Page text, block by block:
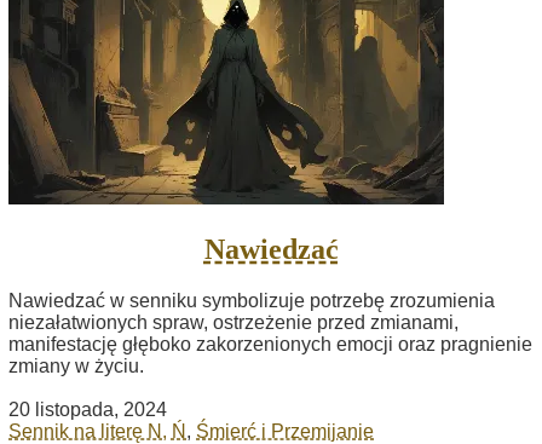
Nawiedzać
Nawiedzać w senniku symbolizuje potrzebę zrozumienia
niezałatwionych spraw, ostrzeżenie przed zmianami,
manifestację głęboko zakorzenionych emocji oraz pragnienie
zmiany w życiu.
20 listopada, 2024
Sennik na literę N, Ń , Śmierć i Przemijanie